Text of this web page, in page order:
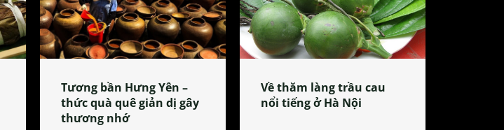
Tương bần Hưng Yên –
thức quà quê giản dị gây
thương nhớ
Về thăm làng trầu cau
nổi tiếng ở Hà Nội